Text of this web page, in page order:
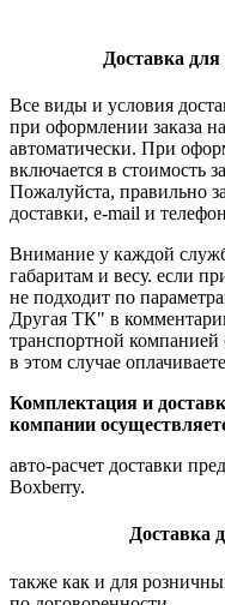
Доставка
Все виды и условия
при оформлении заказа
автоматически. При
включается в стоимость
Пожалуйста, правильно
доставки, e-mail и
Внимание у каждой
габаритам и весу. если
не подходит по
Другая ТК" в
транспортной компанией
в этом случае
Комплектация и
компании
авто-расчет доставки
Boxberry.
Доставка
также как и для